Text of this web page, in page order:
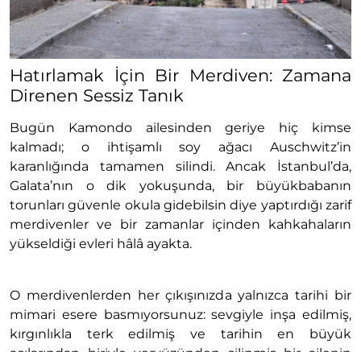
Hatırlamak İçin Bir Merdiven: Zamana
Direnen Sessiz Tanık
Bugün Kamondo ailesinden geriye hiç kimse
kalmadı; o ihtişamlı soy ağacı Auschwitz’in
karanlığında tamamen silindi. Ancak İstanbul’da,
Galata’nın o dik yokuşunda, bir büyükbabanın
torunları güvenle okula gidebilsin diye yaptırdığı zarif
merdivenler ve bir zamanlar içinden kahkahaların
yükseldiği evleri hâlâ ayakta.
O merdivenlerden her çıkışınızda yalnızca tarihi bir
mimari esere basmıyorsunuz: sevgiyle inşa edilmiş,
kırgınlıkla terk edilmiş ve tarihin en büyük